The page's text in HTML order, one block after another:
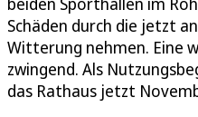
Schäden durch die jetzt
Witterung nehmen. Eine
zwingend. Als
das Rathaus jetzt